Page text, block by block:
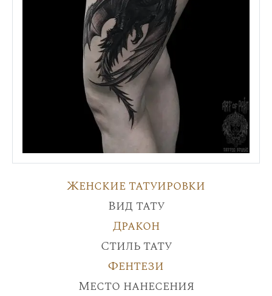
Женские татуировки
Вид тату
Дракон
Стиль тату
Фентези
Место нанесения